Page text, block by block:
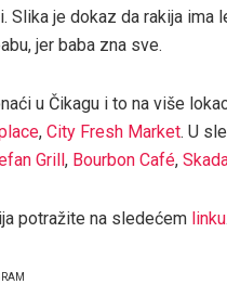
Slika je dokaz da rakija
jer baba zna sve.
u Čikagu i to na više
, City Fresh Market. U
Grill, Bourbon Café,
potražite na sledećem linku